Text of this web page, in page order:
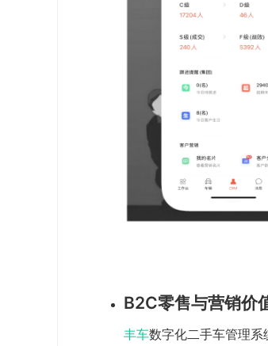
B2C零售与营销价
丰车数字化二手车管理系